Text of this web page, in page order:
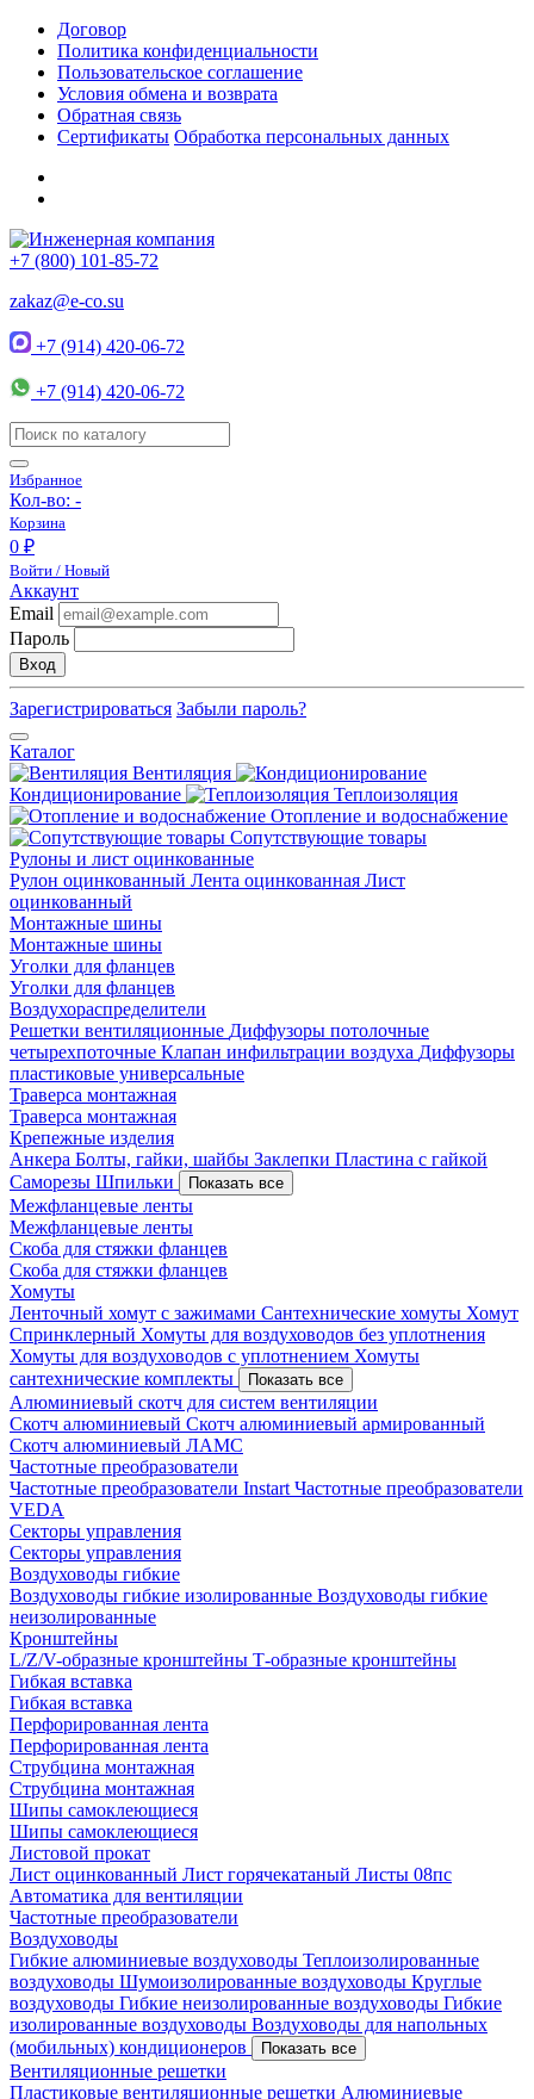
Договор
Политика конфиденциальности
Пользовательское соглашение
Условия обмена и возврата
Обратная связь
Сертификаты Обработка персональных данных
+7 (800) 101-85-72
zakaz@e-co.su
+7 (914) 420-06-72
+7 (914) 420-06-72
Избранное
Кол-во: -
Корзина
0 ₽
Войти / Новый
Аккаунт
Email
Пароль
Вход
Зарегистрироваться Забыли пароль?
Каталог
Вентиляция
Кондиционирование
Теплоизоляция
Отопление и водоснабжение
Сопутствующие товары
Рулоны и лист оцинкованные
Рулон оцинкованный Лента оцинкованная Лист
оцинкованный
Монтажные шины
Монтажные шины
Уголки для фланцев
Уголки для фланцев
Воздухораспределители
Решетки вентиляционные Диффузоры потолочные
четырехпоточные Клапан инфильтрации воздуха Диффузоры
пластиковые универсальные
Траверса монтажная
Траверса монтажная
Крепежные изделия
Анкера Болты, гайки, шайбы Заклепки Пластина с гайкой
Саморезы Шпильки Показать все
Межфланцевые ленты
Межфланцевые ленты
Скоба для стяжки фланцев
Скоба для стяжки фланцев
Хомуты
Ленточный хомут с зажимами Сантехнические хомуты Хомут
Спринклерный Хомуты для воздуховодов без уплотнения
Хомуты для воздуховодов с уплотнением Хомуты
сантехнические комплекты
Показать все
Алюминиевый скотч для систем вентиляции
Скотч алюминиевый Скотч алюминиевый армированный
Скотч алюминиевый ЛАМС
Частотные преобразователи
Частотные преобразователи Instart Частотные преобразователи
VEDA
Секторы управления
Секторы управления
Воздуховоды гибкие
Воздуховоды гибкие изолированные Воздуховоды гибкие
неизолированные
Кронштейны
L/Z/V-образные кронштейны Т-образные кронштейны
Гибкая вставка
Гибкая вставка
Перфорированная лента
Перфорированная лента
Струбцина монтажная
Струбцина монтажная
Шипы самоклеющиеся
Шипы самоклеющиеся
Листовой прокат
Лист оцинкованный Лист горячекатаный Листы 08пс
Автоматика для вентиляции
Частотные преобразователи
Воздуховоды
Гибкие алюминиевые воздуховоды Теплоизолированные
воздуховоды Шумоизолированные воздуховоды Круглые
воздуховоды Гибкие неизолированные воздуховоды Гибкие
изолированные воздуховоды Воздуховоды для напольных
(мобильных) кондиционеров
Показать все
Вентиляционные решетки
Пластиковые вентиляционные решетки Алюминиевые